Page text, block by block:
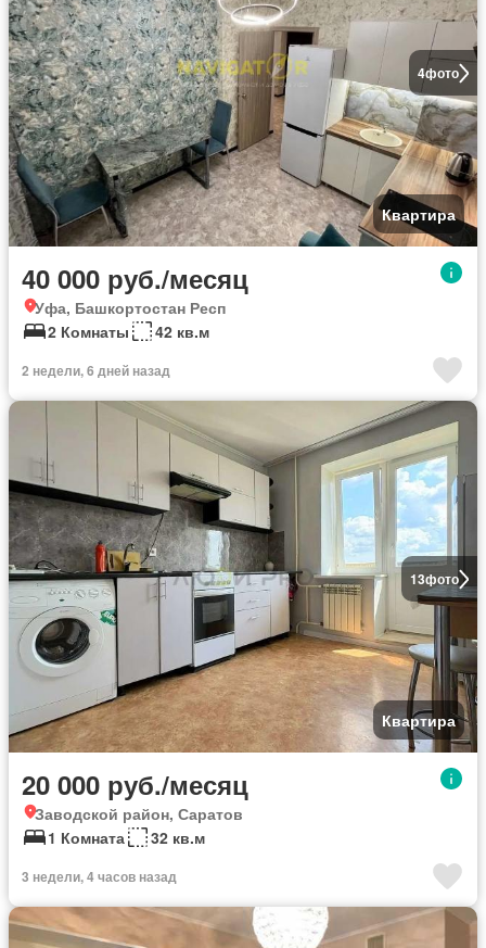
4фото
Квартира
40 000 руб./месяц
Уфа, Башкортостан Респ
2 Комнаты
42 кв.м
2 недели, 6 дней назад
13фото
Квартира
20 000 руб./месяц
Заводской район, Саратов
1 Комната
32 кв.м
3 недели, 4 часов назад